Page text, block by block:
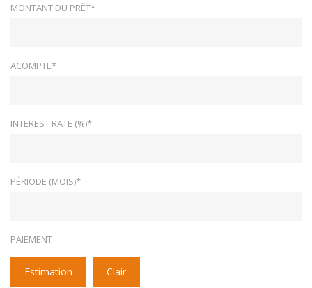
MONTANT DU PRÊT*
ACOMPTE*
INTEREST RATE (%)*
PÉRIODE (MOIS)*
PAIEMENT
Estimation Clair